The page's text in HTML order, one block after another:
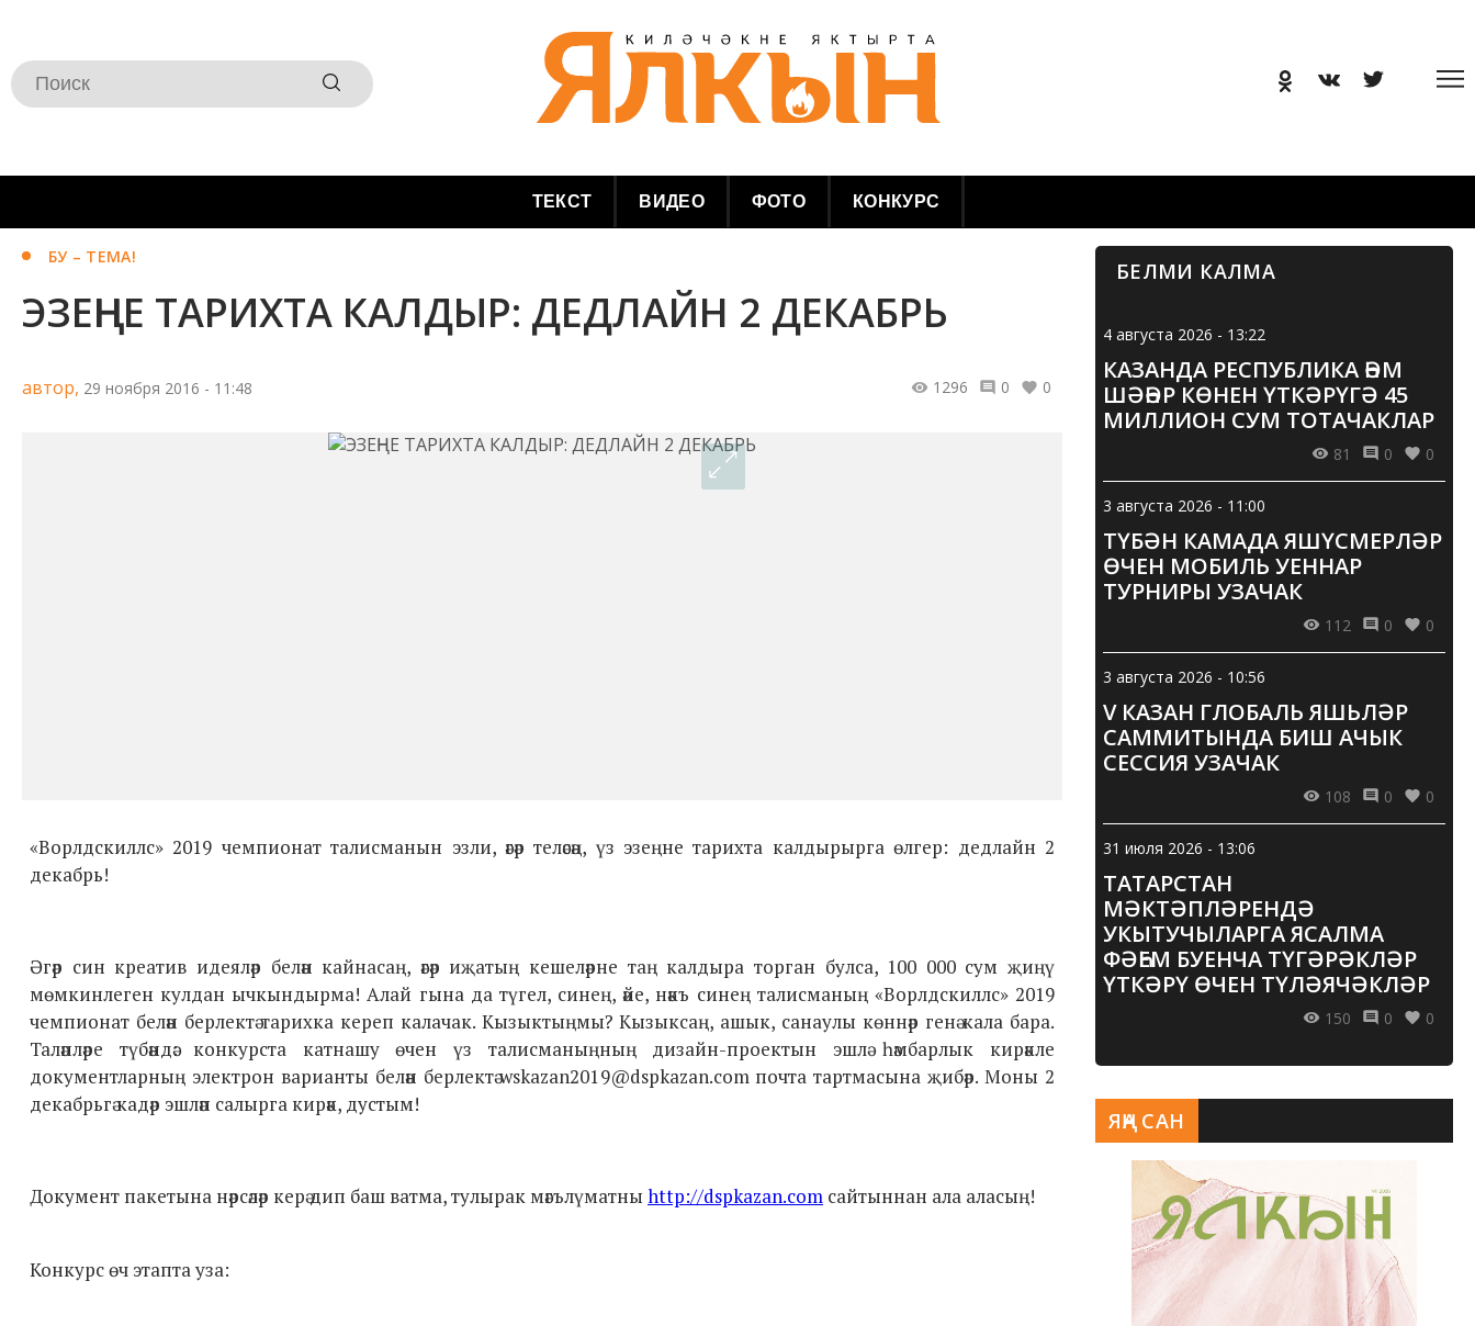
ТЕКСТ ВИДЕО ФОТО КОНКУРС
БУ – ТЕМА!
ЭЗЕҢНЕ ТАРИХТА КАЛДЫР: ДЕДЛАЙН 2 ДЕКАБРЬ
автор, 29 ноября 2016 - 11:48 1296 0 0
«Ворлдскиллс» 2019 чемпионат талисманын эзли, әгәр теләсәң, үз эзеңне тарихта калдырырга өлгер: дедлайн 2
декабрь!
Әгәр син креатив идеяләр белән кайнасаң, әгәр иҗатың кешеләрне таң калдыра торган булса, 100 000 сум җиңү
мөмкинлеген кулдан ычкындырма! Алай гына да түгел, синең, әйе, нәкъ синең талисманың «Ворлдскиллс» 2019
чемпионат белән берлектә тарихка кереп калачак. Кызыктыңмы? Кызыксаң, ашык, санаулы көннәр генә кала бара.
Таләпләре түбәндә: конкурста катнашу өчен үз талисманыңның дизайн-проектын эшлә һәмбарлык кирәкле
документларның электрон варианты белән берлектә wskazan2019@dspkazan.com почта тартмасына җибәр. Моны 2
декабрьгә кадәр эшләп салырга кирәк, дустым!
Документ пакетына нәрсәләр керә дип баш ватма, тулырак мәгълүматны http://dspkazan.com сайтыннан ала аласың!
Конкурс өч этапта уза:
БЕЛМИ КАЛМА
4 августа 2026 - 13:22
КАЗАНДА РЕСПУБЛИКА ҺӘМ
ШӘҺӘР КӨНЕН ҮТКӘРҮГӘ 45
МИЛЛИОН СУМ ТОТАЧАКЛАР
81 0 0
3 августа 2026 - 11:00
ТҮБӘН КАМАДА ЯШҮСМЕРЛӘР
ӨЧЕН МОБИЛЬ УЕННАР
ТУРНИРЫ УЗАЧАК
112 0 0
3 августа 2026 - 10:56
V КАЗАН ГЛОБАЛЬ ЯШЬЛӘР
САММИТЫНДА БИШ АЧЫК
СЕССИЯ УЗАЧАК
108 0 0
31 июля 2026 - 13:06
ТАТАРСТАН
МӘКТӘПЛӘРЕНДӘ
УКЫТУЧЫЛАРГА ЯСАЛМА
ФӘҺЕМ БУЕНЧА ТҮГӘРӘКЛӘР
ҮТКӘРҮ ӨЧЕН ТҮЛӘЯЧӘКЛӘР
150 0 0
ЯҢА САН